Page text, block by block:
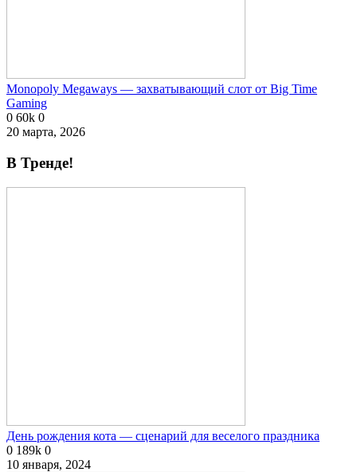
Monopoly Megaways — захватывающий слот от Big Time
Gaming
0 60k 0
20 марта, 2026
В Тренде!
День рождения кота — сценарий для веселого праздника
0 189k 0
10 января, 2024